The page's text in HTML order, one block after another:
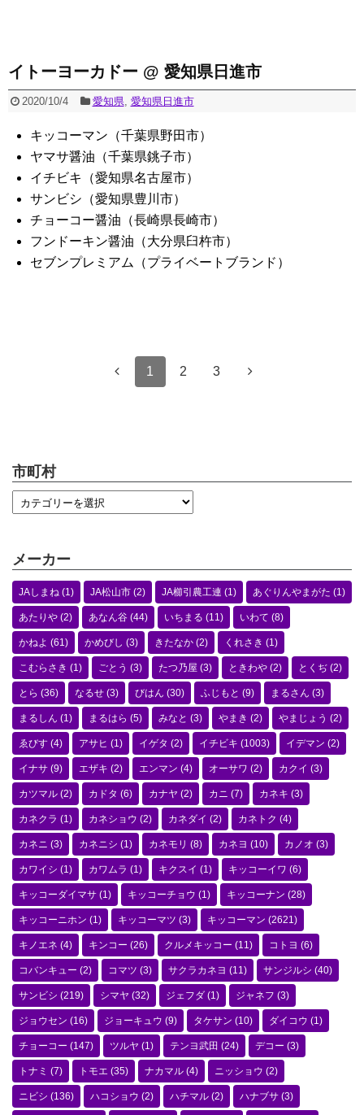
イトーヨーカドー @ 愛知県日進市
2020/10/4 愛知県, 愛知県日進市
キッコーマン（千葉県野田市）
ヤマサ醤油（千葉県銚子市）
イチビキ（愛知県名古屋市）
サンビシ（愛知県豊川市）
チョーコー醤油（長崎県長崎市）
フンドーキン醤油（大分県臼杵市）
セブンプレミアム（プライベートブランド）
1 2 3
市町村
メーカー
JAしまね (1) JA松山市 (2) JA櫛引農工連 (1) あぐりんやまがた (1)
あたりや (2) あなん谷 (44) いちまる (11) いわて (8)
かねよ (61) かめびし (3) きたなか (2) くれさき (1)
こむらさき (1) ごとう (3) たつ乃屋 (3) ときわや (2) とくぢ (2)
とら (36) なるせ (3) びはん (30) ふじもと (9) まるさん (3)
まるしん (1) まるはら (5) みなと (3) やまき (2) やまじょう (2)
ゑびす (4) アサヒ (1) イゲタ (2) イチビキ (1003) イデマン (2)
イナサ (9) エザキ (2) エンマン (4) オーサワ (2) カクイ (3)
カツマル (2) カドタ (6) カナヤ (2) カニ (7) カネキ (3)
カネクラ (1) カネショウ (2) カネダイ (2) カネトク (4)
カネニ (3) カネニシ (1) カネモリ (8) カネヨ (10) カノオ (3)
カワイシ (1) カワムラ (1) キクスイ (1) キッコーイワ (6)
キッコーダイマサ (1) キッコーチョウ (1) キッコーナン (28)
キッコーニホン (1) キッコーマツ (3) キッコーマン (2621)
キノエネ (4) キンコー (26) クルメキッコー (11) コトヨ (6)
コバンキュー (2) コマツ (3) サクラカネヨ (11) サンジルシ (40)
サンビシ (219) シマヤ (32) ジェフダ (1) ジャネフ (3)
ジョウセン (16) ジョーキュウ (9) タケサン (10) ダイコウ (1)
チョーコー (147) ツルヤ (1) テンヨ武田 (24) デコー (3)
トナミ (7) トモエ (35) ナカマル (4) ニッショウ (2)
ニビシ (136) ハコショウ (2) ハチマル (2) ハナブサ (3)